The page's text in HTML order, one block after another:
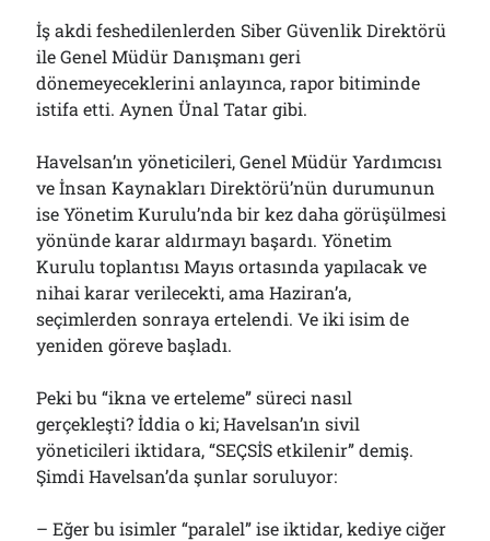
İş akdi feshedilenlerden Siber Güvenlik Direktörü
ile Genel Müdür Danışmanı geri
dönemeyeceklerini anlayınca, rapor bitiminde
istifa etti. Aynen Ünal Tatar gibi.
Havelsan’ın yöneticileri, Genel Müdür Yardımcısı
ve İnsan Kaynakları Direktörü’nün durumunun
ise Yönetim Kurulu’nda bir kez daha görüşülmesi
yönünde karar aldırmayı başardı. Yönetim
Kurulu toplantısı Mayıs ortasında yapılacak ve
nihai karar verilecekti, ama Haziran’a,
seçimlerden sonraya ertelendi. Ve iki isim de
yeniden göreve başladı.
Peki bu “ikna ve erteleme” süreci nasıl
gerçekleşti? İddia o ki; Havelsan’ın sivil
yöneticileri iktidara, “SEÇSİS etkilenir” demiş.
Şimdi Havelsan’da şunlar soruluyor:
– Eğer bu isimler “paralel” ise iktidar, kediye ciğer